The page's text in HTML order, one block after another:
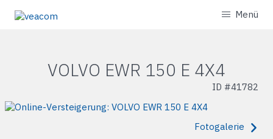
Menü
VOLVO EWR 150 E 4X4
ID #41782
Fotogalerie